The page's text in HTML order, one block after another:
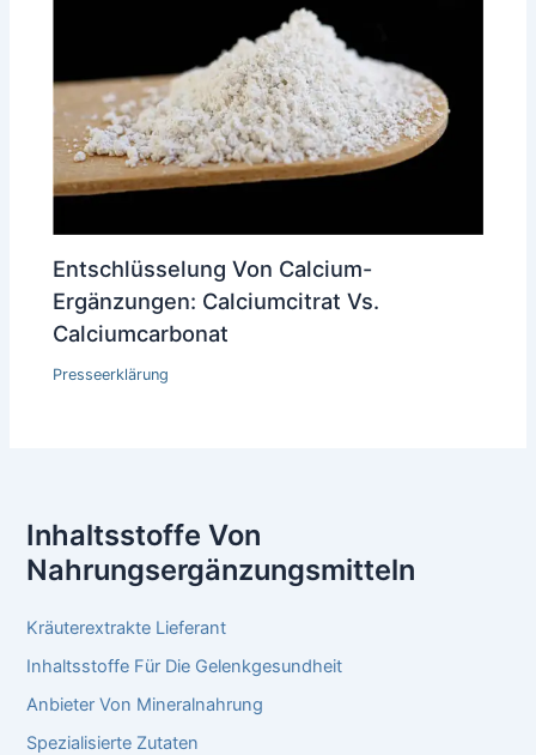
Entschlüsselung Von Calcium-
Ergänzungen: Calciumcitrat Vs.
Calciumcarbonat
Presseerklärung
Inhaltsstoffe Von
Nahrungsergänzungsmitteln
Kräuterextrakte Lieferant
Inhaltsstoffe Für Die Gelenkgesundheit
Anbieter Von Mineralnahrung
Spezialisierte Zutaten